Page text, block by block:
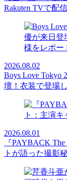
Rakuten TVで配
2026.08.02
Boys Love Tokyo
壇！衣装で登場
2026.08.01
『PAYBACK
トが語った撮影